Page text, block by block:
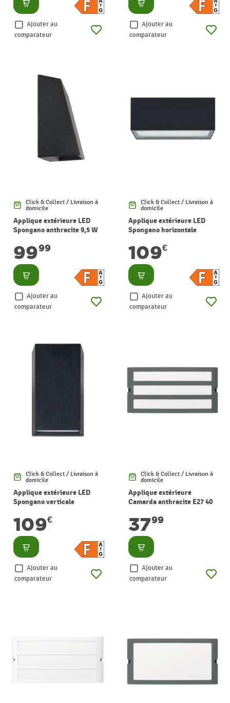
Ajouter au
comparateur
Ajouter au
comparateur
Click & Collect / Livraison à
domicile
Applique extérieure LED
Spongano anthracite 9,5 W
9999
Consulter
Ajouter au
comparateur
Click & Collect / Livraison à
domicile
Applique extérieure LED
Spongano horizontale
109€
Consulter
Ajouter au
comparateur
Click & Collect / Livraison à
domicile
Applique extérieure LED
Spongano verticale
109€
Consulter
Ajouter au
comparateur
Click & Collect / Livraison à
domicile
Applique extérieure
Camarda anthracite E27 40
3799
Consulter
Ajouter au
comparateur